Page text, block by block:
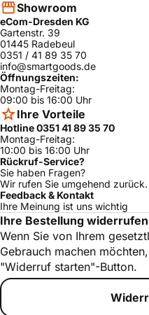
Showroom
eCom-Dresden KG
Gartenstr. 39
01445 Radebeul
0351 / 41 89 35 70
info@smartgoods.de
Öffnungszeiten:
Montag-Freitag:
09:00 bis 16:00 Uhr
Ihre Vorteile
Hotline 0351 41 89 35 70
Montag-Freitag:
10:00 bis 16:00 Uhr
Rückruf-Service?
Sie haben Fragen?
Wir rufen Sie umgehend zurück.
Feedback & Kontakt
Ihre Meinung ist uns wichtig
Ihre Bestellung widerrufen
Wenn Sie von Ihrem
Gebrauch machen
"Widerruf starten"-Button.